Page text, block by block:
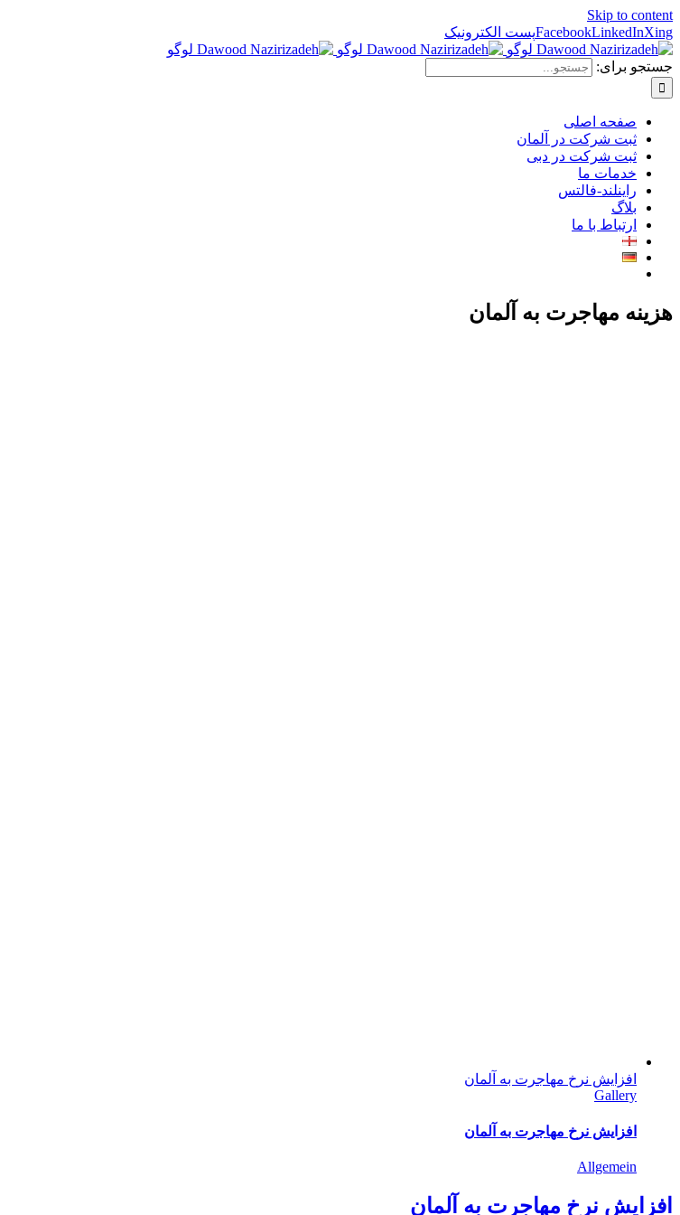
Skip to content
FacebookLinkedInXing پست الکترونیک
جستجو برای:
صفحه اصلی
ثبت شرکت در آلمان
ثبت شرکت در دبی
خدمات ما
راینلند-فالتس
بلاگ
ارتباط با ما
هزینه مهاجرت به آلمان
افزایش نرخ مهاجرت به آلمان
Gallery
افزایش نرخ مهاجرت به آلمان
Allgemein
افزایش نرخ مهاجرت به آلمان